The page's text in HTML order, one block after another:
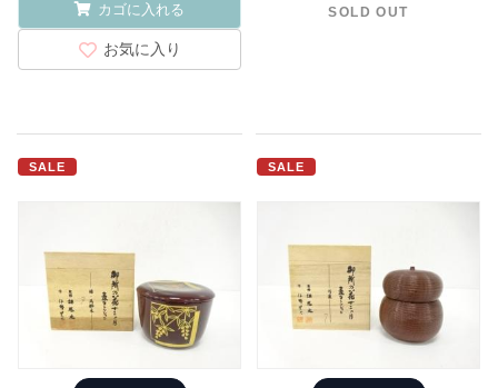
カゴに入れる
お気に入り
SOLD OUT
SALE SALE